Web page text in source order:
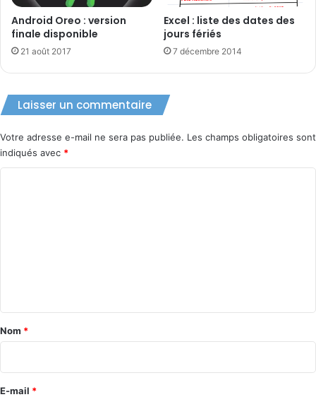
Android Oreo : version
finale disponible
21 août 2017
Excel : liste des dates des
jours fériés
7 décembre 2014
Laisser un commentaire
Votre adresse e-mail ne sera pas publiée. Les champs obligatoires sont
indiqués avec *
a
i
r
e
Nom *
E-mail *